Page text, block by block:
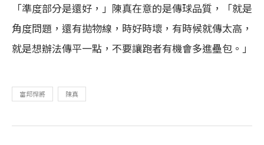
「準度部分是還好，」陳真在意的是傳球品質，「就是
角度問題，還有拋物線，時好時壞，有時候就傳太高，
就是想辦法傳平一點，不要讓跑者有機會多進壘包。」
富邦悍將 陳真